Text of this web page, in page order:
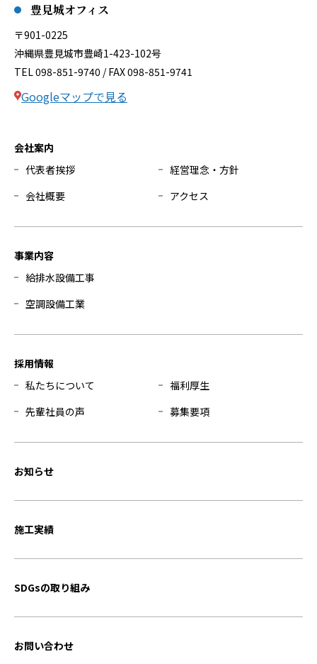
豊見城オフィス
〒901-0225
沖縄県豊見城市豊崎1-423-102号
TEL 098-851-9740 / FAX 098-851-9741
Googleマップで見る
会社案内
代表者挨拶
経営理念・方針
会社概要
アクセス
事業内容
給排水設備工事
空調設備工業
採用情報
私たちについて
福利厚生
先輩社員の声
募集要項
お知らせ
施工実績
SDGsの取り組み
お問い合わせ